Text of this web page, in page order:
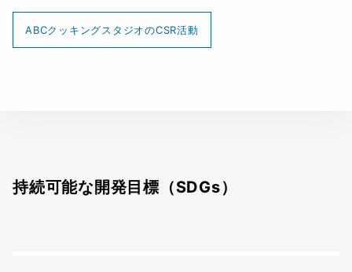
ABCクッキングスタジオのCSR活動
持続可能な開発目標（SDGs）